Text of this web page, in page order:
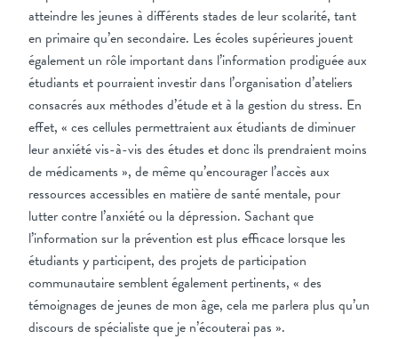
atteindre les jeunes à différents stades de leur scolarité, tant
en primaire qu’en secondaire. Les écoles supérieures jouent
également un rôle important dans l’information prodiguée aux
étudiants et pourraient investir dans l’organisation d’ateliers
consacrés aux méthodes d’étude et à la gestion du stress. En
effet, « ces cellules permettraient aux étudiants de diminuer
leur anxiété vis-à-vis des études et donc ils prendraient moins
de médicaments », de même qu’encourager l’accès aux
ressources accessibles en matière de santé mentale, pour
lutter contre l’anxiété ou la dépression. Sachant que
l’information sur la prévention est plus efficace lorsque les
étudiants y participent, des projets de participation
communautaire semblent également pertinents, « des
témoignages de jeunes de mon âge, cela me parlera plus qu’un
discours de spécialiste que je n’écouterai pas ».